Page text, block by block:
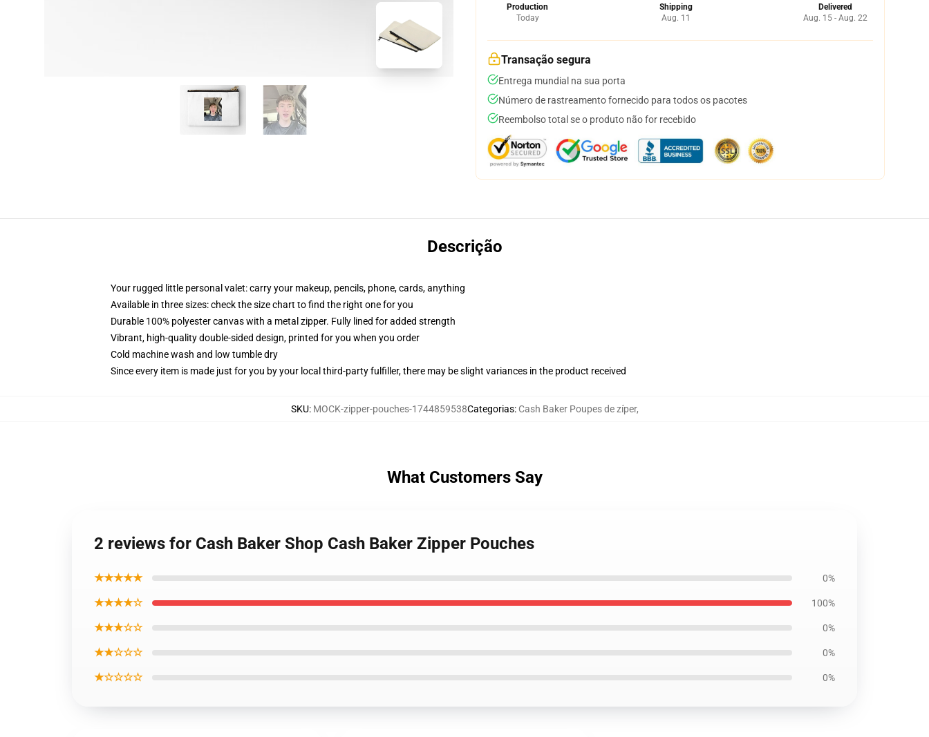
Production
Today
Shipping
Aug. 11
Delivered
Aug. 15 - Aug. 22
Transação segura
Entrega mundial na sua porta
Número de rastreamento fornecido para todos os pacotes
Reembolso total se o produto não for recebido
Descrição
Your rugged little personal valet: carry your makeup, pencils, phone, cards, anything
Available in three sizes: check the size chart to find the right one for you
Durable 100% polyester canvas with a metal zipper. Fully lined for added strength
Vibrant, high-quality double-sided design, printed for you when you order
Cold machine wash and low tumble dry
Since every item is made just for you by your local third-party fulfiller, there may be slight variances in the product received
SKU: MOCK-zipper-pouches-1744859538Categorias: Cash Baker Poupes de zíper,
What Customers Say
2 reviews for Cash Baker Shop Cash Baker Zipper Pouches
★★★★★ 0%
★★★★☆ 100%
★★★☆☆ 0%
★★☆☆☆ 0%
★☆☆☆☆ 0%